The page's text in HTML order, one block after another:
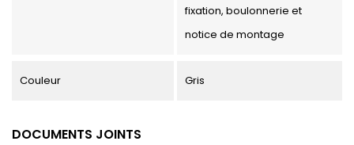
fixation, boulonnerie et
notice de montage
Couleur Gris
DOCUMENTS JOINTS